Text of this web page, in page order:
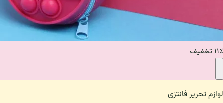
۱۱٪ تخفیف
لوازم تحریر فانتزی